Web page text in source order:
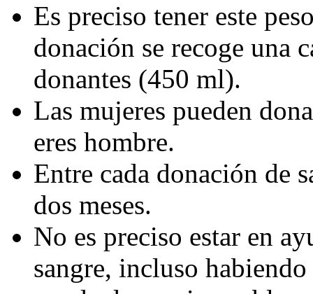
Es preciso tener este
donación se recoge una
donantes (450 ml).
Las mujeres pueden
eres hombre.
Entre cada donación de
dos meses.
No es preciso estar en
sangre, incluso